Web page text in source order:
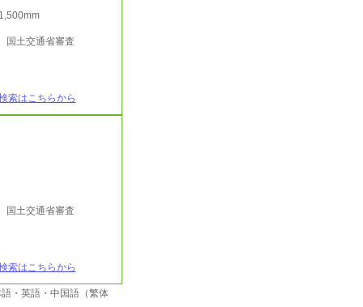
国土交通省審査
索はこちらから
国土交通省審査
索はこちらから
・英語・中国語（繁体